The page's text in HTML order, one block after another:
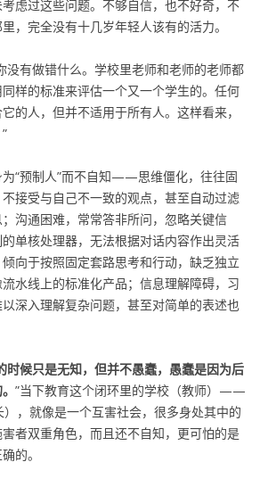
虑过这些问题。不够自信，也不好奇，不
，完全没有十几岁年轻人该有的活力。
没有做错什么。学校里老师和老师的老师都
样的标准来评估一个又一个学生的。任何
的人，但并不适用于所有人。这样看来，
“预制人”而不自知——思维僵化‌，往往固
接受与自己不一致的观点，甚至自动过滤
沟通困难‌，常常答非所问，忽略关键信
单核处理器，无法根据对话内容作出灵活
向于按照固定套路思考和行动，缺乏独立
水线上的标准化产品；信息理解障碍‌，习
深入理解复杂问题，甚至对简单的表述也
时候只是无知，但并不愚蠢，愚蠢是因为后
”当下教育这个闭环里的学校（教师）——
，就像是一个互害社会，很多身处其中的
者双重角色，而且还不自知，更可怕的是
的。